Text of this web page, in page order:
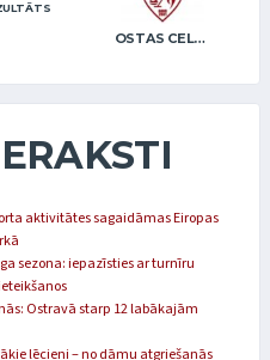
OSTAS CELTNIEKS
aktivitātes sagaidāmas Eiropas
sezona: iepazīsties ar turnīru
Ostravā starp 12 labākajām
lēcieni – no dāmu atgriešanās